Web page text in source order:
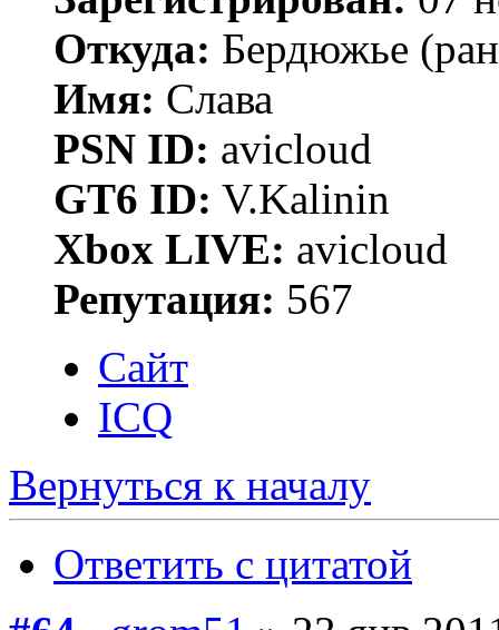
Откуда: Бердюжье
Имя: Слава
PSN ID: avicloud
GT6 ID: V.Kalinin
Xbox LIVE: avicloud
Репутация: 567
Сайт
ICQ
Вернуться к началу
Ответить с цитатой